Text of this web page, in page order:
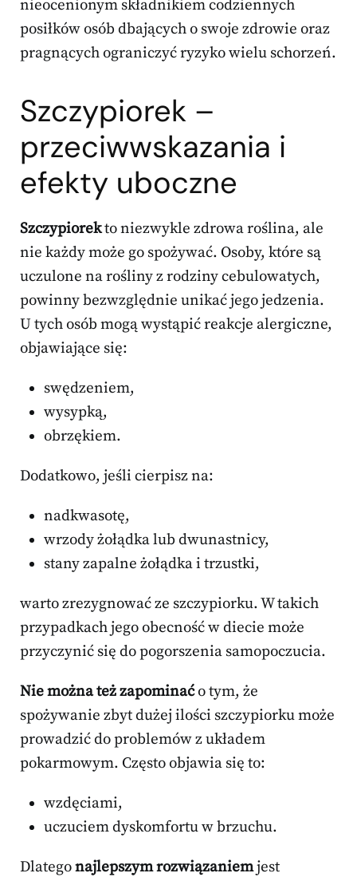
nieocenionym składnikiem codziennych
posiłków osób dbających o swoje zdrowie oraz
pragnących ograniczyć ryzyko wielu schorzeń.
Szczypiorek –
przeciwwskazania i
efekty uboczne
Szczypiorekto niezwykle zdrowa roślina, ale
nie każdy może go spożywać. Osoby, które są
uczulone na rośliny z rodziny cebulowatych,
powinny bezwzględnie unikać jego jedzenia.
U tych osób mogą wystąpić reakcje alergiczne,
objawiające się:
swędzeniem,
wysypką,
obrzękiem.
Dodatkowo, jeśli cierpisz na:
nadkwasotę,
wrzody żołądka lub dwunastnicy,
stany zapalne żołądka i trzustki,
warto zrezygnować ze szczypiorku. W takich
przypadkach jego obecność w diecie może
przyczynić się do pogorszenia samopoczucia.
Nie można też zapominaćo tym, że
spożywanie zbyt dużej ilości szczypiorku może
prowadzić do problemów z układem
pokarmowym. Często objawia się to:
wzdęciami,
uczuciem dyskomfortu w brzuchu.
Dlategonajlepszym rozwiązaniemjest